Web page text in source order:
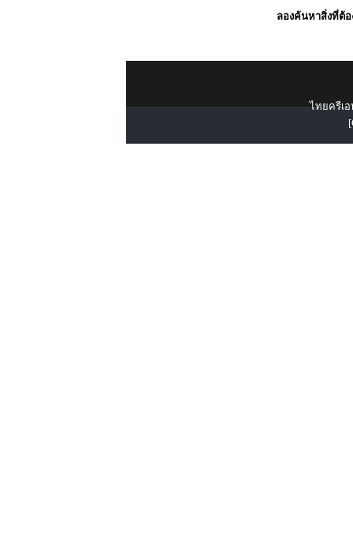
ลองค้นหาสิ่งที่ต้อ
ไทยครีเอ
[